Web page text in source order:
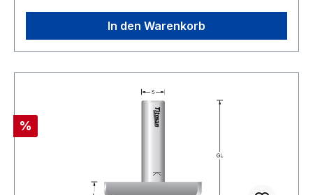
stationäre Maschinen - nicht für
Handoberfräsen. Hochleistungs-Abplattfräser
Hartmetall bestückt für die Industrielle Nutzung.
In den Warenkorb
Rabatt
%